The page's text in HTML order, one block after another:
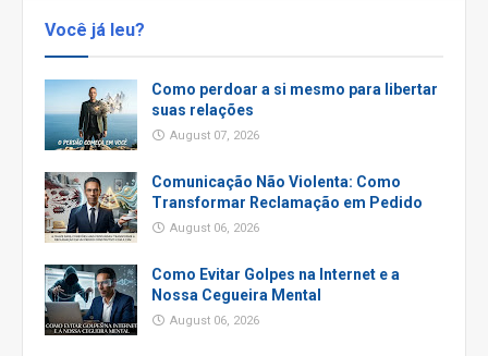
Você já leu?
Como perdoar a si mesmo para libertar
suas relações
August 07, 2026
Comunicação Não Violenta: Como
Transformar Reclamação em Pedido
August 06, 2026
Como Evitar Golpes na Internet e a
Nossa Cegueira Mental
August 06, 2026